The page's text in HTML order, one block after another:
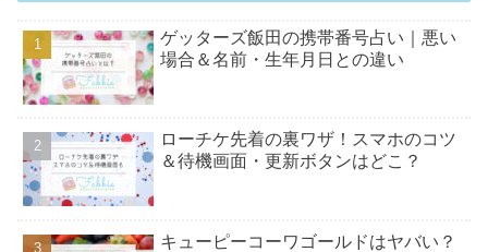
ゲッターズ飯田の携帯番号占い｜悪い
場合＆名前・生年月日との違い
ローチケ先着の裏ワザ！スマホのコツ
＆待機画面・更新ボタンはどこ？
キューピーコーワゴールドはヤバい？